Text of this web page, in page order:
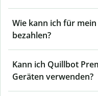
Wie kann ich für
bezahlen?
Kann ich Quillbot
Geräten verwenden?